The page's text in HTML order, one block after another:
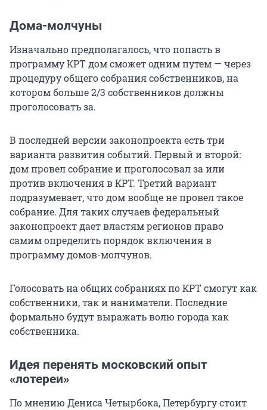
Дома-молчуны
Изначально предполагалось, что попасть в
программу КРТ дом сможет одним путем — через
процедуру общего собрания собственников, на
котором больше 2/3 собственников должны
проголосовать за.
В последней версии законопроекта есть три
варианта развития событий. Первый и второй:
дом провел собрание и проголосовал за или
против включения в КРТ. Третий вариант
подразумевает, что дом вообще не провел такое
собрание. Для таких случаев федеральный
законопроект дает властям регионов право
самим определить порядок включения в
программу домов-молчунов.
Голосовать на общих собраниях по КРТ смогут как
собственники, так и наниматели. Последние
формально будут выражать волю города как
собственника.
Идея перенять московский опыт
«лотереи»
По мнению Дениса Четырбока, Петербургу стоит